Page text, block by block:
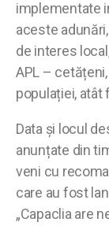
implementate
aceste
de interes
APL –
populației, atât
Data și locul
anunțate din
veni cu
care au fost
„Capaclia are